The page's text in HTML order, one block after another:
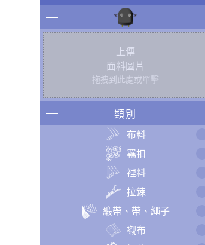
上傳
面料圖片
拖拽到此處或單擊
類別
布料
羈扣
裡料
拉鍊
緞帶、帶、繩子
襯布